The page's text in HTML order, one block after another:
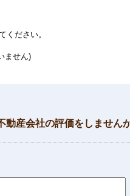
ください。
ません)
動産会社の評価をしません